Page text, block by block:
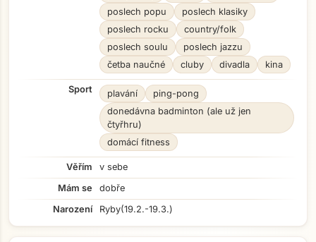
poslech popu
poslech klasiky
poslech rocku
country/folk
poslech soulu
poslech jazzu
četba naučné
cluby divadla kina
Sport plavání
ping-pong
donedávna badminton (ale už jen
čtyřhru)
domácí fitness
Věřím
v sebe
Mám se
dobře
Narození
Ryby(19.2.-19.3.)